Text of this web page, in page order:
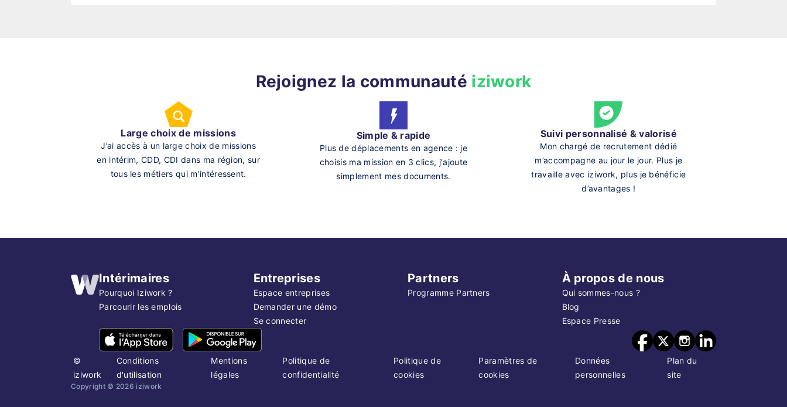
Rejoignez la communauté iziwork
Large choix de missions
J’ai accès à un large choix de missions
en intérim, CDD, CDI dans ma région, sur
tous les métiers qui m’intéressent.
Simple & rapide
Plus de déplacements en agence : je
choisis ma mission en 3 clics, j'ajoute
simplement mes documents.
Suivi personnalisé & valorisé
Mon chargé de recrutement dédié
m’accompagne au jour le jour. Plus je
travaille avec iziwork, plus je bénéficie
d’avantages !
Intérimaires
Pourquoi Iziwork ?
Parcourir les emplois
Entreprises
Espace entreprises
Demander une démo
Se connecter
Partners
Programme Partners
À propos de nous
Qui sommes-nous ?
Blog
Espace Presse
©
iziwork
Conditions
d'utilisation
Mentions
légales
Politique de
confidentialité
Politique de
cookies
Paramètres de
cookies
Données
personnelles
Plan du
site
Copyright © 2026 iziwork